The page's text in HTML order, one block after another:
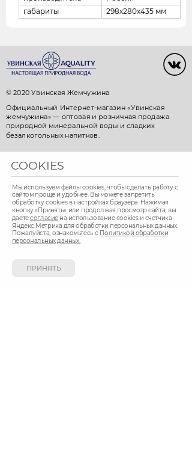
габариты
298х280х435 мм
© 2020 Увинская Жемчужина
Официальный Интернет-магазин «Увинская
жемчужина» — оптовая и розничная продажа
природной минеральной воды и сладких
безалкогольных напитков.
+7 843 570-15-15 (Казань)
Город Ижевск, Казань
Доставка ежедневно с 9.00 до 22.00
СПОСОБ ОПЛАТЫ
COOKIES
Мы используем файлы cookies, чтобы сделать работу с
сайтом проще и удобнее. Вы можете запретить
обработку сookies в настройках браузера. Нажимая
кнопку «Принять» или продолжая просмотр сайта, вы
даетесогласиена использование cookies и счетчика
Яндекс.Метрика для обработки персональных данных.
Пожалуйста, ознакомьтесь с Политикой обработки
персональных данных.
ПРИНЯТЬ